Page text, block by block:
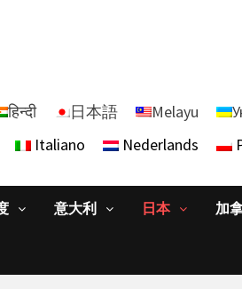
हिन्दी 日本語 Melayu
Italiano Nederlands
意大利 日本 加